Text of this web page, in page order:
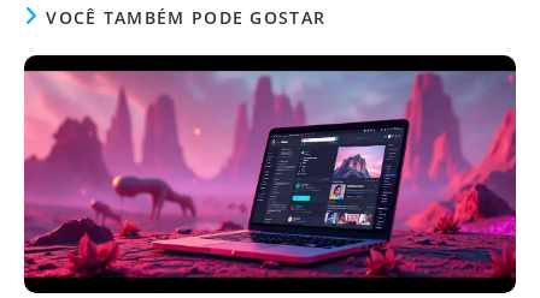
VOCÊ TAMBÉM PODE GOSTAR